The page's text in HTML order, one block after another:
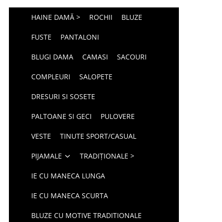
HAINE DAMĂ > ROCHII BLUZE
FUSTE PANTALONI
BLUGI DAMA CAMASI SACOURI
COMPLEURI SALOPETE
DRESURI SI SOSETE
PALTOANE SI GECI PULOVERE
VESTE TINUTE SPORT/CASUAL
PIJAMALE TRADIȚIONALE >
IE CU MANECA LUNGA
IE CU MANECA SCURTA
BLUZE CU MOTIVE TRADITIONALE